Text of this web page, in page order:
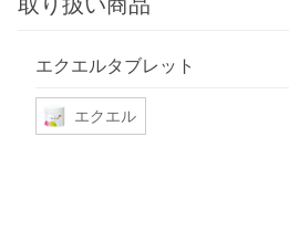
エクエルタブレット
エクエル